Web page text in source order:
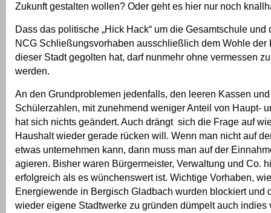
Zukunft gestalten wollen? Oder geht es hier nur noch
Dass das politische „Hick Hack“ um die Gesamtschule und
NCG Schließungsvorhaben ausschließlich dem Wohle der
dieser Stadt gegolten hat, darf nunmehr ohne vermessen
werden.
An den Grundproblemen jedenfalls, den leeren Kassen
Schülerzahlen, mit zunehmend weniger Anteil von Haupt-
hat sich nichts geändert. Auch drängt sich die Frage auf
Haushalt wieder gerade rücken will. Wenn man nicht auf
etwas unternehmen kann, dann muss man auf der
agieren. Bisher waren Bürgermeister, Verwaltung und Co.
erfolgreich als es wünchenswert ist. Wichtige Vorhaben,
Energiewende in Bergisch Gladbach wurden blockiert und
wieder eigene Stadtwerke zu gründen dümpelt auch indies